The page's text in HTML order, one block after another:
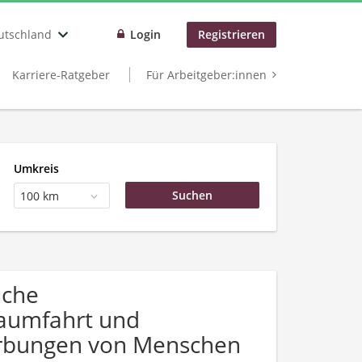
Login Registrieren
Karriere-Ratgeber Für Arbeitgeber:innen
Umkreis
100 km
und
von Menschen